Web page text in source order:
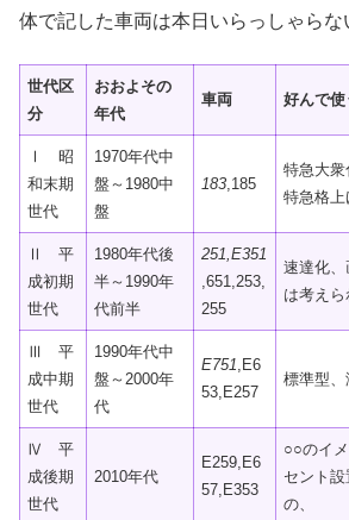
体で記した車両は本日いらっしゃらな
世代区
分
おおよその
年代
車両 好んで
Ⅰ 昭
和末期
世代
1970年代中
盤～1980中
盤
183,185
特急大
特急格上
Ⅱ 平
成初期
世代
1980年代後
半～1990年
代前半
251,E351
,651,253,
255
速達化
は考え
Ⅲ 平
成中期
世代
1990年代中
盤～2000年
代
E751,E6
53,E257
標準型、
Ⅳ 平
成後期
世代
2010年代
E259,E6
57,E353
○○のイ
セント
の、